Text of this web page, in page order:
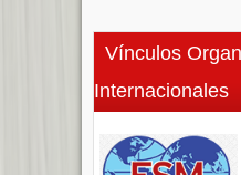
Vínculos
Internacionales